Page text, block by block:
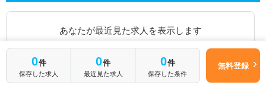
あなたが最近見た求人を表示します
求人を探してみる
0件
保存した求人
0件
最近見た求人
0件
保存した条件
無料登録